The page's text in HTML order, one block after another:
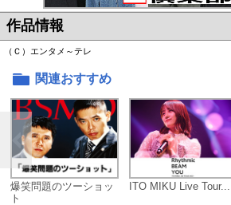
作品情報
（Ｃ）エンタメ～テレ
関連おすすめ
爆笑問題のツーショッ
ト
ITO MIKU Live Tour...